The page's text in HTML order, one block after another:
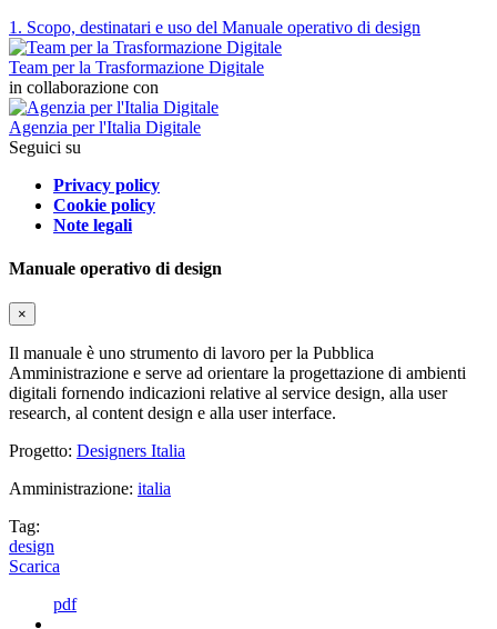
1. Scopo, destinatari e uso del Manuale operativo di design
Team per la Trasformazione Digitale
in collaborazione con
Agenzia per l'Italia Digitale
Seguici su
Privacy policy
Cookie policy
Note legali
Manuale operativo di design
×
Il manuale è uno strumento di lavoro per la Pubblica
Amministrazione e serve ad orientare la progettazione di ambienti
digitali fornendo indicazioni relative al service design, alla user
research, al content design e alla user interface.
Progetto: Designers Italia
Amministrazione: italia
Tag:
design
Scarica
pdf